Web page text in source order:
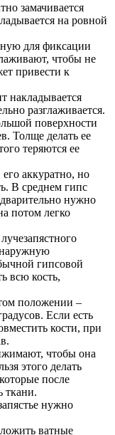
замачивается
на ровной
для фиксации
чтобы не
привести к
накладывается
разглаживается.
поверхности
Толще делать ее
теряются ее
аккуратно, но
В среднем гипс
нужно
потом легко
наружную
гипсовой
всю кость,
положении –
Если есть
кости, при
чтобы она
этого делать
после
ткани.
нужно
ватные